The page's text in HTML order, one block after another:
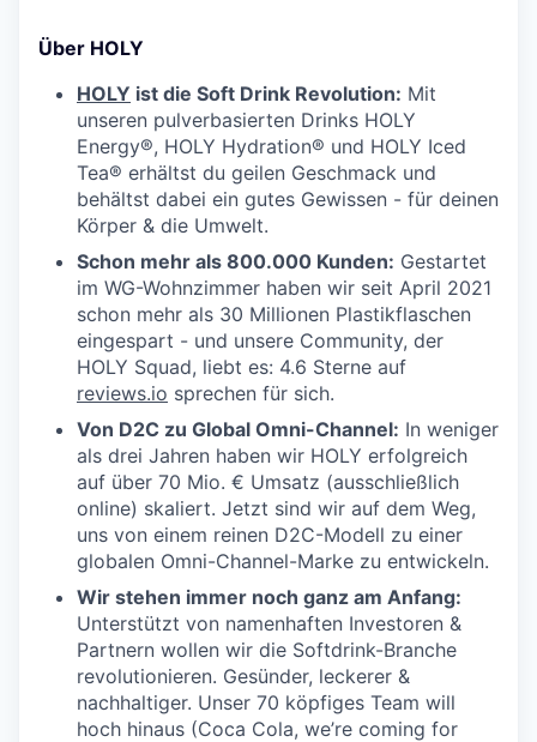
Über HOLY
HOLY ist die Soft Drink Revolution: Mit
unseren pulverbasierten Drinks HOLY
Energy®, HOLY Hydration® und HOLY Iced
Tea® erhältst du geilen Geschmack und
behältst dabei ein gutes Gewissen - für deinen
Körper & die Umwelt.
Schon mehr als 800.000 Kunden: Gestartet
im WG-Wohnzimmer haben wir seit April 2021
schon mehr als 30 Millionen Plastikflaschen
eingespart - und unsere Community, der
HOLY Squad, liebt es: 4.6 Sterne auf
reviews.io sprechen für sich.
Von D2C zu Global Omni-Channel: In weniger
als drei Jahren haben wir HOLY erfolgreich
auf über 70 Mio. € Umsatz (ausschließlich
online) skaliert. Jetzt sind wir auf dem Weg,
uns von einem reinen D2C-Modell zu einer
globalen Omni-Channel-Marke zu entwickeln.
Wir stehen immer noch ganz am Anfang:
Unterstützt von namenhaften Investoren &
Partnern wollen wir die Softdrink-Branche
revolutionieren. Gesünder, leckerer &
nachhaltiger. Unser 70 köpfiges Team will
hoch hinaus (Coca Cola, we’re coming for